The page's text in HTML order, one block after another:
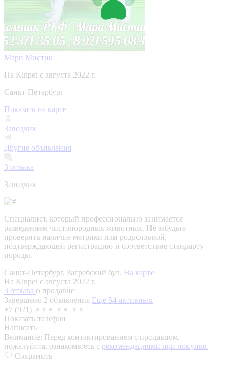
Мари Мистик
На Kinpet c августа 2022 г.
Санкт-Петербург
Показать на карте
Заводчик
Другие объявления
3 отзыва
Заводчик
Специалист, который профессионально занимается
разведением чистопородных животных. Не забудьте
проверить наличие метрики или родословной,
подтверждающей регистрацию и соответствие стандарту
породы.
Санкт-Петербург, Загребский бул. На карте
На Kinpet c августа 2022 г.
3 отзыва о продавце
Завершено 2 объявления Еще 54 активных
+7 (921) ⚬⚬⚬ ⚬⚬ ⚬⚬
Показать телефон
Написать
Внимание: Перед контактированием с продавцом,
пожалуйста, ознакомьтесь с рекомендациями при покупке.
Сохранить